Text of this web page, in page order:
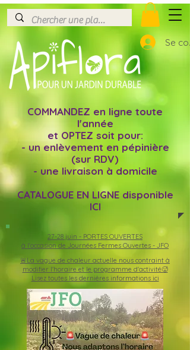
Se
27-28 juin - PORTES OUVERTES
à l'occasion de Journées Fermes Ouvertes - JFO
🚨La vague de chaleur actuelle nous contraint à
modifier l'horaire et le programme d'activité🥵
Lisez toutes les dernières informations ici
COMMANDEZ en ligne toute
l'année
et OPTEZ soit pour:
- un enlèvement en pépinière
(sur RDV)
- une livraison à domicile
CATALOGUE EN LIGNE disponible
ICI